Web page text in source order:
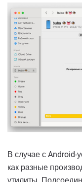
В случае с
как разные